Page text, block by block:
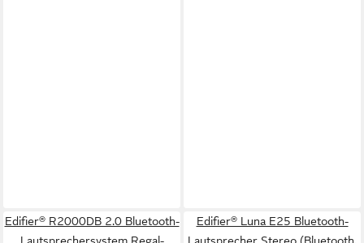
Edifier® R2000DB 2.0 Bluetooth-
Edifier® Luna E25 Bluetooth-